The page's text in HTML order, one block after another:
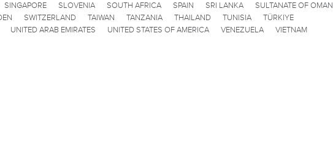
SINGAPORE
SLOVENIA SOUTH AFRICA SPAIN SRI LANKA
SULTANATE OF OMAN
SWITZERLAND TAIWAN TANZANIA THAILAND TUNISIA
TÜRKIYE
UNITED ARAB EMIRATES
UNITED STATES OF AMERICA VENEZUELA VIETNAM